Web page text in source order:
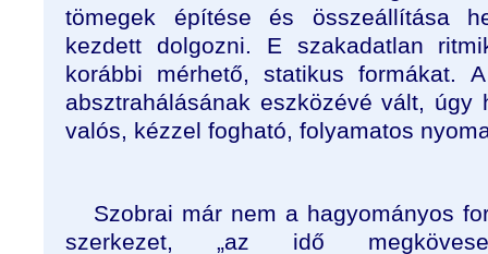
tömegek építése és összeállítása
kezdett dolgozni. E szakadatlan
korábbi mérhető, statikus formákat.
absztrahálásának eszközévé vált,
valós, kézzel fogható, folyamatos
Szobrai már nem a hagyományos
szerkezet, „az idő